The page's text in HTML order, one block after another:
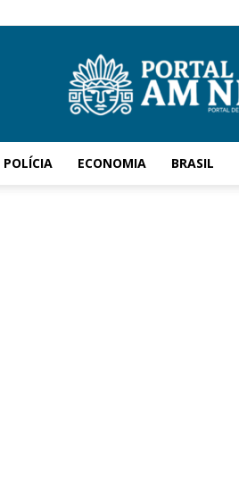
POLÍCIA ECONOMIA BRASIL